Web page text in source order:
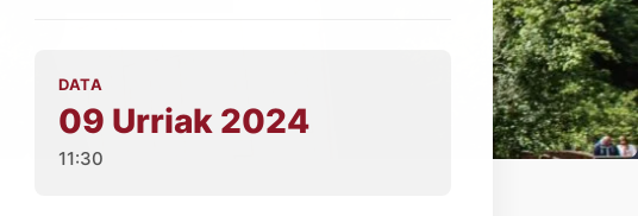
DATA
09 Urriak 2024
11:30